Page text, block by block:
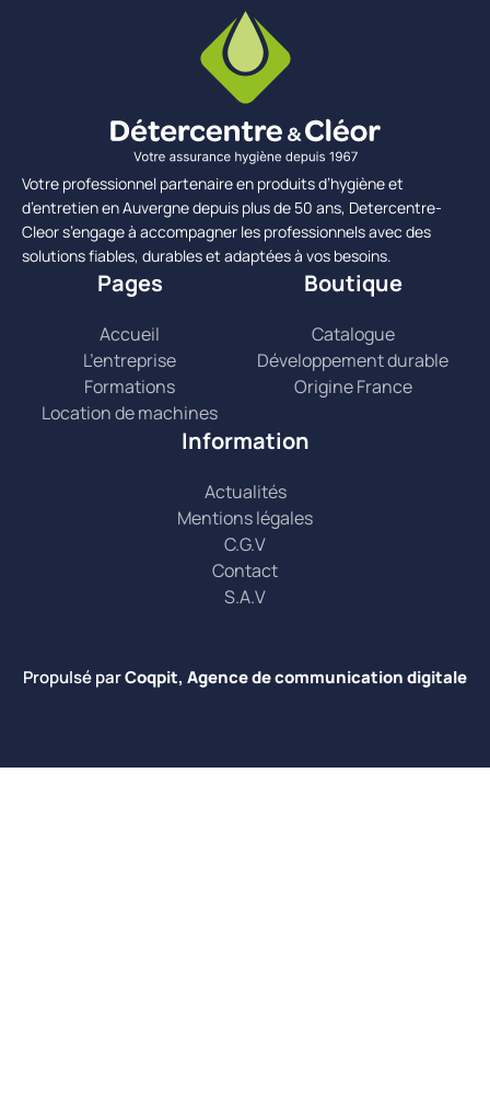
Votre professionnel partenaire en produits d’hygiène et
d’entretien en Auvergne depuis plus de 50 ans, Detercentre-
Cleor s’engage à accompagner les professionnels avec des
solutions fiables, durables et adaptées à vos besoins.
Pages
Accueil
L’entreprise
Formations
Location de machines
Boutique
Catalogue
Développement durable
Origine France
Information
Actualités
Mentions légales
C.G.V
Contact
S.A.V
Propulsé parCoqpit, Agence de communication digitale